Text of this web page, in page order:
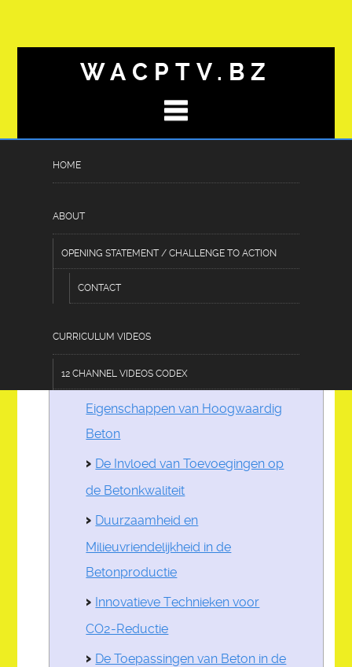
WACPTV.BZ
HOME
ABOUT
OPENING STATEMENT / CHALLENGE TO ACTION
CONTACT
CURRICULUM VIDEOS
12 CHANNEL VIDEOS CODEX
TERMS OF USE DISCLOSURE
AC 101-AGRICULINARY
CF 303-CRAFTS & FURNISHINGS
DE 404-DATA & EDUCATION
E 505-ENGINEERING
FA 606-FASHIONS & ACCESSORIES
HPS 707-HEALTH & PUBLIC SAFETY
Posted
Uncategorized
Vakmanschap en betonred
bouwprojecten
De Samenstelling en
Eigenschappen van Hoogwaardig
Beton
De Invloed van Toevoegingen op
de Betonkwaliteit
Duurzaamheid en
Milieuvriendelijkheid in de
Betonproductie
Innovatieve Technieken voor
CO2-Reductie
De Toepassingen van Beton in de